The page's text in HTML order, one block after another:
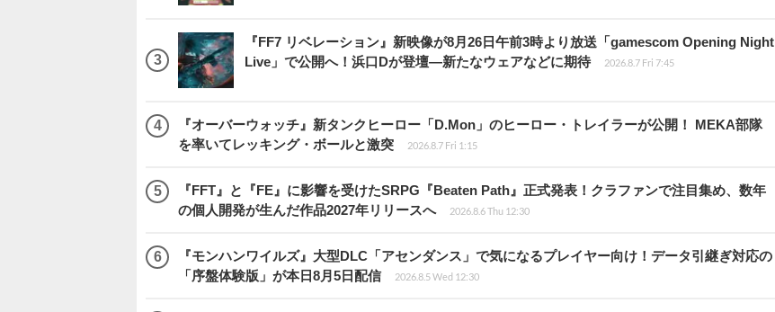
『FF7 リベレーション』新映像が8月26日午前3時より放送「gamescom Opening Night
Live」で公開へ！浜口Dが登壇―新たなウェアなどに期待
2026.8.7 Fri 7:45
『オーバーウォッチ』新タンクヒーロー「D.Mon」のヒーロー・トレイラーが公開！ MEKA部隊
を率いてレッキング・ボールと激突
2026.8.7 Fri 1:15
『FFT』と『FE』に影響を受けたSRPG『Beaten Path』正式発表！クラファンで注目集め、数年
の個人開発が生んだ作品2027年リリースへ
2026.8.6 Thu 12:30
『モンハンワイルズ』大型DLC「アセンダンス」で気になるプレイヤー向け！データ引継ぎ対応の
「序盤体験版」が本日8月5日配信
2026.8.5 Wed 12:30